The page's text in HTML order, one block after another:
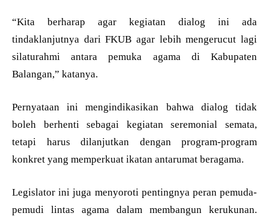
“Kita berharap agar kegiatan dialog ini ada
tindaklanjutnya dari FKUB agar lebih mengerucut lagi
silaturahmi antara pemuka agama di Kabupaten
Balangan,” katanya.
Pernyataan ini mengindikasikan bahwa dialog tidak
boleh berhenti sebagai kegiatan seremonial semata,
tetapi harus dilanjutkan dengan program-program
konkret yang memperkuat ikatan antarumat beragama.
Legislator ini juga menyoroti pentingnya peran pemuda-
pemudi lintas agama dalam membangun kerukunan.